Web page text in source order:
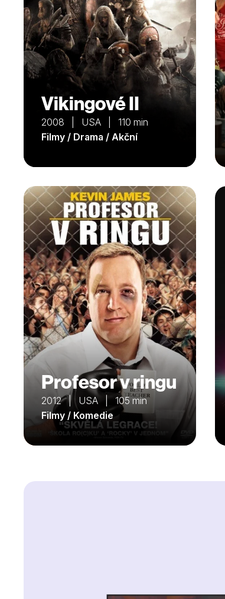
Vikingové II
2008 | USA | 110 min
Filmy / Drama / Akční
Profesor v ringu
2012 | USA | 105 min
Filmy / Komedie